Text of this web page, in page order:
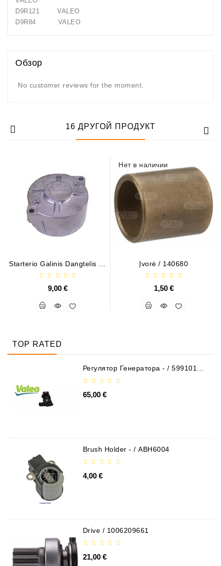
Generatorių
Remontas
Starterių
D9R121 VALEO
D9R84 VALEO
Обзор
No customer reviews for the moment.
16 ДРУГОЙ ПРОДУКТ
Starterio Galinis Dangtelis * /
137219
9,00 €
Нет в наличии
Įvorė / 140680
1,50 €
TOP RATED
Регулятор Генератора - / 599101
65,00 €
Brush Holder - / ABH6004
4,00 €
Drive / 1006209661
21,00 €